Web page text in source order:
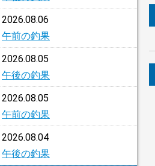
2026.08.06
午前の釣果
2026.08.05
午後の釣果
2026.08.05
午前の釣果
2026.08.04
午後の釣果